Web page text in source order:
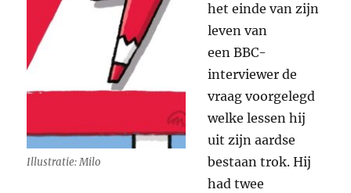
Illustratie: Milo
het einde van zijn
leven van
eenBBC-
interviewer de
vraag voorgelegd
welke lessen hij
uit zijn aardse
bestaan trok. Hij
had twee